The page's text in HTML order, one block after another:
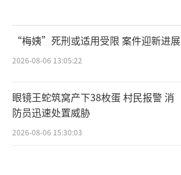
“梅姨”死刑或适用受限 案件迎新进展
2026-08-06 13:05:22
眼镜王蛇筑窝产下38枚蛋 村民报警 消
防员迅速处置威胁
2026-08-06 15:30:03